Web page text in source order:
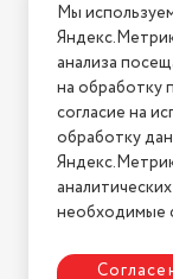
2026 ©
Мы
анализа
на обработку
согласие на
обработку
необходимые